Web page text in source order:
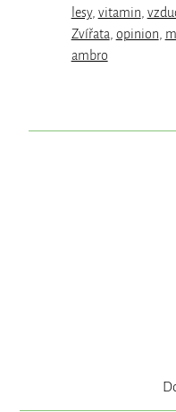
lesy, vitamin
Zvířata opinion
ambro